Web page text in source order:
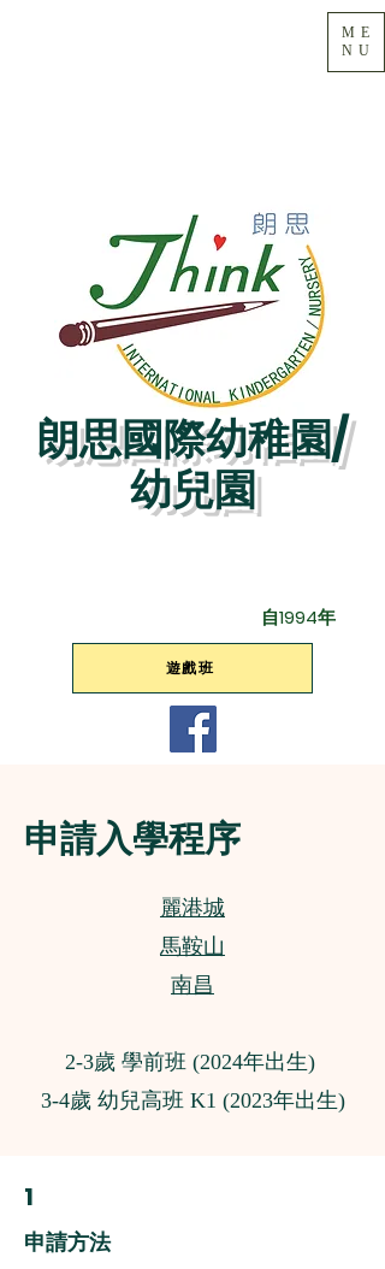
自1994年
朗思國際幼稚園/
幼兒園
遊戲班
ME
NU
申請入學程序
麗港城
馬鞍山
南昌
2-3歲 學前班 (2024年出生)
3-4歲 幼兒高班 K1 (2023年出生)
1
申請方法